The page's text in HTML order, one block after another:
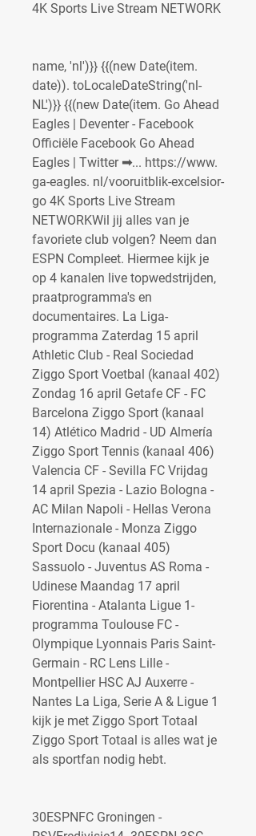
4K Sports Live Stream NETWORK
name, 'nl')}} {{(new Date(item.
date)). toLocaleDateString('nl-
NL')}} {{(new Date(item. Go Ahead
Eagles | Deventer - Facebook
Officiële Facebook Go Ahead
Eagles | Twitter ➟... https://www.
ga-eagles. nl/vooruitblik-excelsior-
go 4K Sports Live Stream
NETWORKWil jij alles van je
favoriete club volgen? Neem dan
ESPN Compleet. Hiermee kijk je
op 4 kanalen live topwedstrijden,
praatprogramma's en
documentaires. La Liga-
programma Zaterdag 15 april
Athletic Club - Real Sociedad
Ziggo Sport Voetbal (kanaal 402)
Zondag 16 april Getafe CF - FC
Barcelona Ziggo Sport (kanaal
14) Atlético Madrid - UD Almería
Ziggo Sport Tennis (kanaal 406)
Valencia CF - Sevilla FC Vrijdag
14 april Spezia - Lazio Bologna -
AC Milan Napoli - Hellas Verona
Internazionale - Monza Ziggo
Sport Docu (kanaal 405)
Sassuolo - Juventus AS Roma -
Udinese Maandag 17 april
Fiorentina - Atalanta Ligue 1-
programma Toulouse FC -
Olympique Lyonnais Paris Saint-
Germain - RC Lens Lille -
Montpellier HSC AJ Auxerre -
Nantes La Liga, Serie A & Ligue 1
kijk je met Ziggo Sport Totaal
Ziggo Sport Totaal is alles wat je
als sportfan nodig hebt.
30ESPNFC Groningen -